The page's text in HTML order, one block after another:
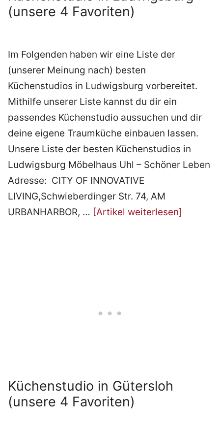
(unsere 4 Favoriten)
Im Folgenden haben wir eine Liste der
(unserer Meinung nach) besten
Küchenstudios in Ludwigsburg vorbereitet.
Mithilfe unserer Liste kannst du dir ein
passendes Küchenstudio aussuchen und dir
deine eigene Traumküche einbauen lassen.
Unsere Liste der besten Küchenstudios in
Ludwigsburg Möbelhaus Uhl – Schöner Leben
Adresse: CITY OF INNOVATIVE
LIVING,Schwieberdinger Str. 74, AM
URBANHARBOR, … [Artikel weiterlesen]
Küchenstudio in Gütersloh
(unsere 4 Favoriten)